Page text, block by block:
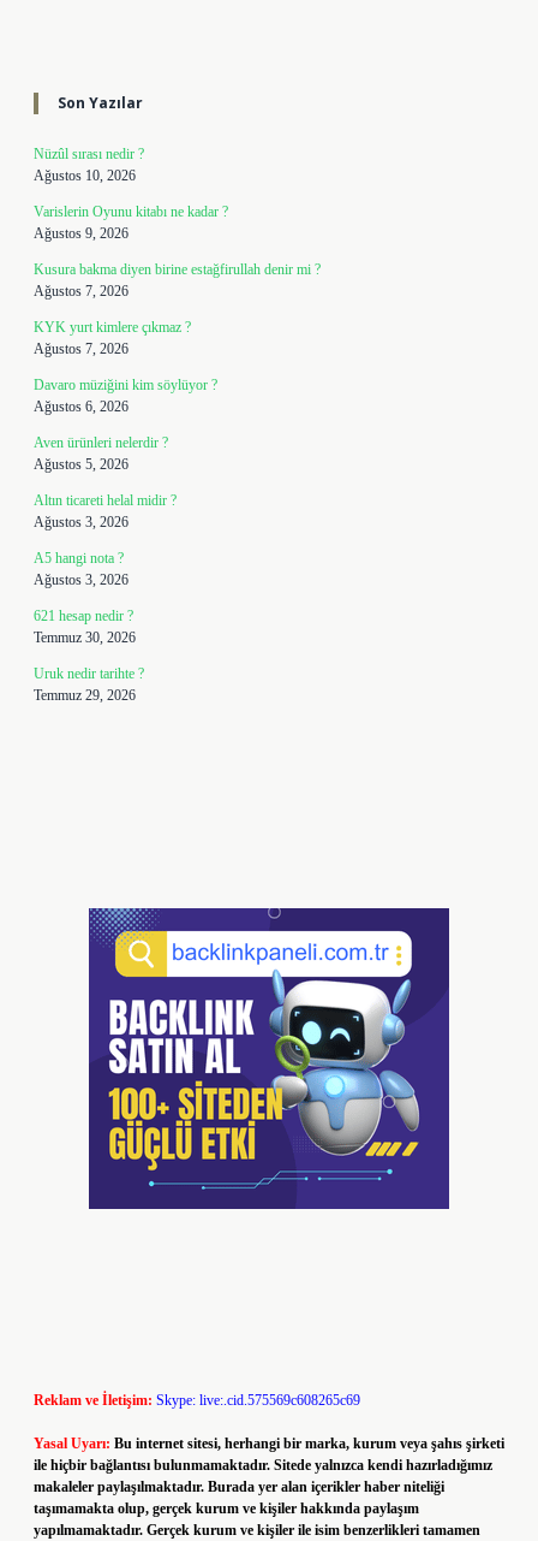
Son Yazılar
Nüzûl sırası nedir ?
Ağustos 10, 2026
Varislerin Oyunu kitabı ne kadar ?
Ağustos 9, 2026
Kusura bakma diyen birine estağfirullah denir mi ?
Ağustos 7, 2026
KYK yurt kimlere çıkmaz ?
Ağustos 7, 2026
Davaro müziğini kim söylüyor ?
Ağustos 6, 2026
Aven ürünleri nelerdir ?
Ağustos 5, 2026
Altın ticareti helal midir ?
Ağustos 3, 2026
A5 hangi nota ?
Ağustos 3, 2026
621 hesap nedir ?
Temmuz 30, 2026
Uruk nedir tarihte ?
Temmuz 29, 2026
Reklam ve İletişim: Skype: live:.cid.575569c608265c69
Yasal Uyarı: Bu internet sitesi, herhangi bir marka, kurum veya şahıs şirketi
ile hiçbir bağlantısı bulunmamaktadır. Sitede yalnızca kendi hazırladığımız
makaleler paylaşılmaktadır. Burada yer alan içerikler haber niteliği
taşımamakta olup, gerçek kurum ve kişiler hakkında paylaşım
yapılmamaktadır. Gerçek kurum ve kişiler ile isim benzerlikleri tamamen